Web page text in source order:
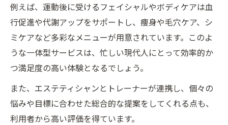
例えば、運動後に受けるフェイシャルやボディケアは血
行促進や代謝アップをサポートし、痩身や毛穴ケア、シ
ミケアなど多彩なメニューが用意されています。このよ
うな一体型サービスは、忙しい現代人にとって効率的か
つ満足度の高い体験となるでしょう。
また、エステティシャンとトレーナーが連携し、個々の
悩みや目標に合わせた総合的な提案をしてくれる点も、
利用者から高い評価を得ています。